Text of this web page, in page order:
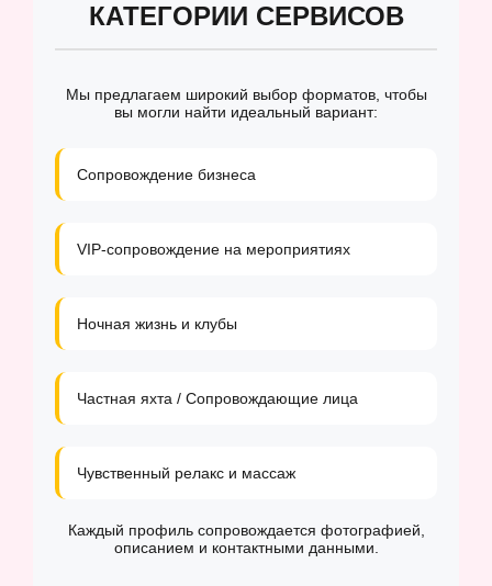
КАТЕГОРИИ СЕРВИСОВ
Мы предлагаем широкий выбор форматов, чтобы
вы могли найти идеальный вариант:
Сопровождение бизнеса
VIP-сопровождение на мероприятиях
Ночная жизнь и клубы
Частная яхта / Сопровождающие лица
Чувственный релакс и массаж
Каждый профиль сопровождается фотографией,
описанием и контактными данными.